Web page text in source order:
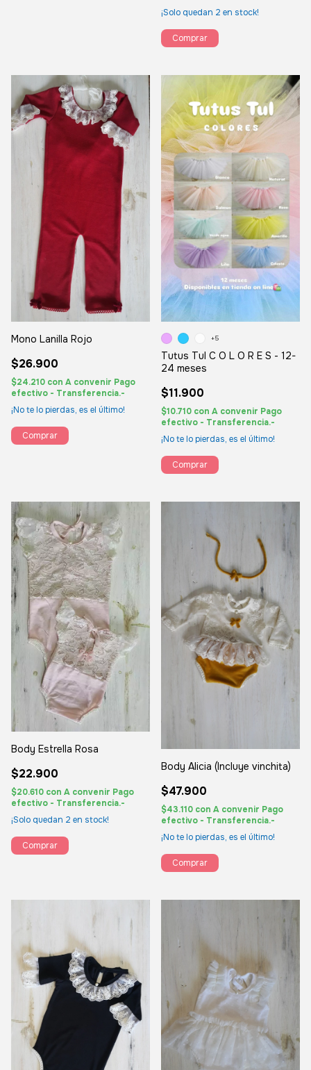
¡Solo quedan 2 en stock!
Comprar
Mono Lanilla Rojo
$26.900
$24.210 con A convenir Pago
efectivo - Transferencia.-
¡No te lo pierdas, es el último!
Comprar
Tutus Tul C O L O R E S - 12-
24 meses
$11.900
$10.710 con A convenir Pago
efectivo - Transferencia.-
¡No te lo pierdas, es el último!
+5
Comprar
Body Estrella Rosa
$22.900
$20.610 con A convenir Pago
efectivo - Transferencia.-
¡Solo quedan 2 en stock!
Comprar
Body Alicia (Incluye vinchita)
$47.900
$43.110 con A convenir Pago
efectivo - Transferencia.-
¡No te lo pierdas, es el último!
Comprar